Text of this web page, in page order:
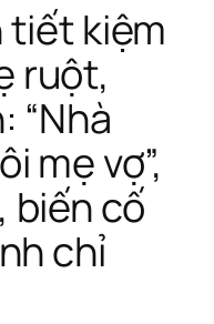
tiết kiệm
ruột,
“Nhà
mẹ vợ”,
biến cố
chỉ